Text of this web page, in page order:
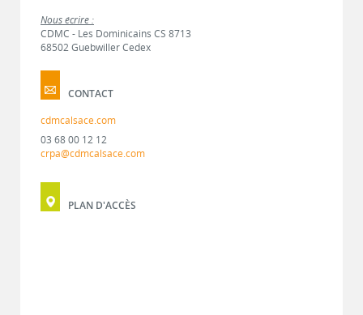
Nous écrire :
CDMC - Les Dominicains CS 8713
68502 Guebwiller Cedex
CONTACT
cdmcalsace.com
03 68 00 12 12
crpa@cdmcalsace.com
PLAN D'ACCÈS